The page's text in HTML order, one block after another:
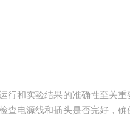
行和实验结果的准确性至关
电源线和插头是否完好，